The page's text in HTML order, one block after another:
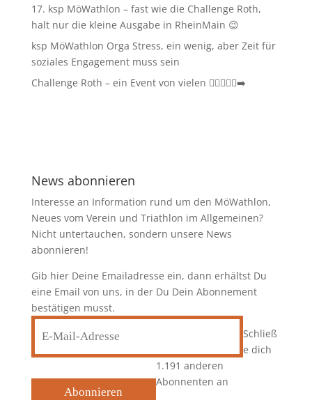
17. ksp MöWathlon – fast wie die Challenge Roth,
halt nur die kleine Ausgabe in RheinMain 😉
ksp MöWathlon Orga Stress, ein wenig, aber Zeit für
soziales Engagement muss sein
Challenge Roth – ein Event von vielen 🏊‍♀️🚴‍♂️🏃‍➡️
News abonnieren
Interesse an Information rund um den MöWathlon,
Neues vom Verein und Triathlon im Allgemeinen?
Nicht untertauchen, sondern unsere News
abonnieren!
Gib hier Deine Emailadresse ein, dann erhältst Du
eine Email von uns, in der Du Dein Abonnement
bestätigen musst.
E-
Mail-
Adresse
Abonnieren
Schließ
e dich
1.191 anderen
Abonnenten an